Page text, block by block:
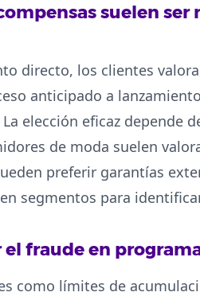
suelen ser
directo, los clientes
anticipado a
elección eficaz depende
de moda suelen
preferir garantías
segmentos para
el fraude en
como límites de